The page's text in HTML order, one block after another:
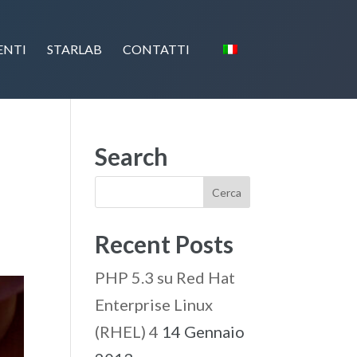
STARLAB CONTATTI
Search
Recent Posts
PHP 5.3 su Red Hat
Enterprise Linux
(RHEL) 4 14 Gennaio